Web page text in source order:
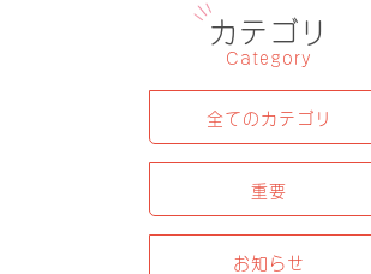
カテゴリ
Category
全てのカテゴリ
重要
お知らせ